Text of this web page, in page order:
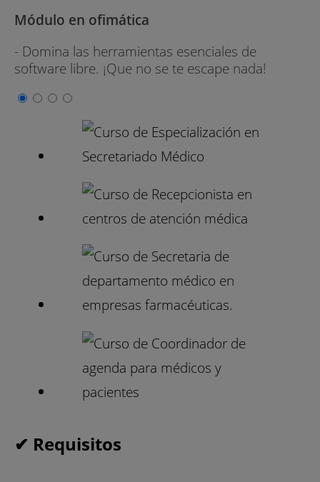
Módulo en ofimática
- Domina las herramientas esenciales de
software libre. ¡Que no se te escape nada!
✔ Requisitos